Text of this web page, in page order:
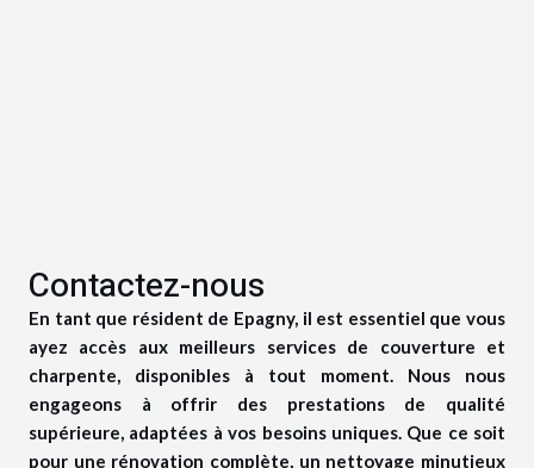
Contactez-nous
En tant que résident de Epagny, il est essentiel que vous
ayez accès aux meilleurs services de couverture et
charpente, disponibles à tout moment. Nous nous
engageons à offrir des prestations de qualité
supérieure, adaptées à vos besoins uniques. Que ce soit
pour une rénovation complète, un nettoyage minutieux